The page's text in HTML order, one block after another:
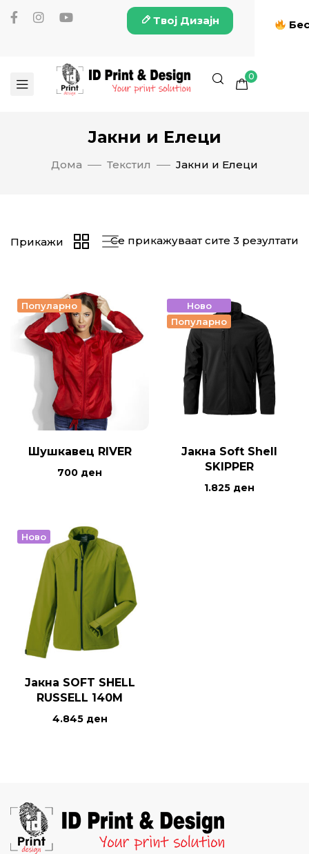
Твој Дизајн
0
Јакни и Елеци
Дома Текстил Јакни и Елеци
Се прикажуваат сите 3 резултати
Прикажи
Популарно
Шушкавец RIVER
700 ден
Ново
Популарно
Јакна Soft Shell
SKIPPER
1.825 ден
Ново
Јакна SOFT SHELL
RUSSELL 140M
4.845 ден